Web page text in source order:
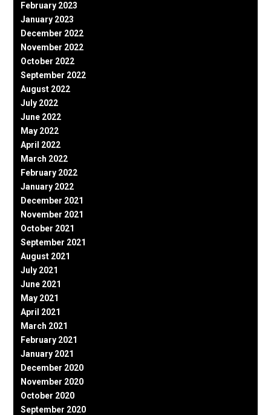
February 2023
January 2023
December 2022
November 2022
October 2022
September 2022
August 2022
July 2022
June 2022
May 2022
April 2022
March 2022
February 2022
January 2022
December 2021
November 2021
October 2021
September 2021
August 2021
July 2021
June 2021
May 2021
April 2021
March 2021
February 2021
January 2021
December 2020
November 2020
October 2020
September 2020